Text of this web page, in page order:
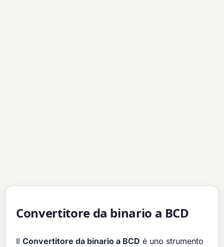
Convertitore da binario a BCD
IlConvertitore da binario a BCD è uno strumento